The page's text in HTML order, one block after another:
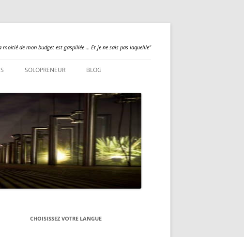
moitié de mon budget est gaspillée … Et je ne sais pas laquellle"
SOLOPRENEUR BLOG
CHOISISSEZ VOTRE LANGUE